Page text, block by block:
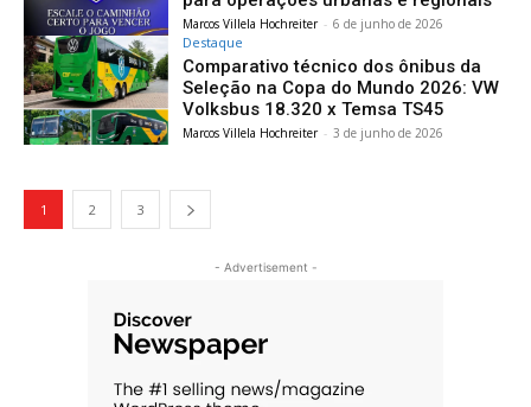
Marcos Villela Hochreiter - 6 de junho de 2026
Destaque
Comparativo técnico dos ônibus da
Seleção na Copa do Mundo 2026: VW
Volksbus 18.320 x Temsa TS45
Marcos Villela Hochreiter - 3 de junho de 2026
1 2 3
- Advertisement -